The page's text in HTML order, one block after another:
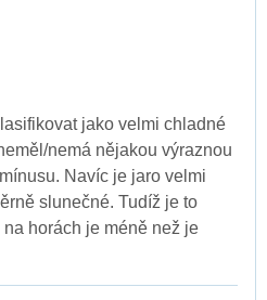
jako velmi chladné
nemá nějakou výraznou
Navíc je jaro velmi
slunečné. Tudíž je to
horách je méně než je